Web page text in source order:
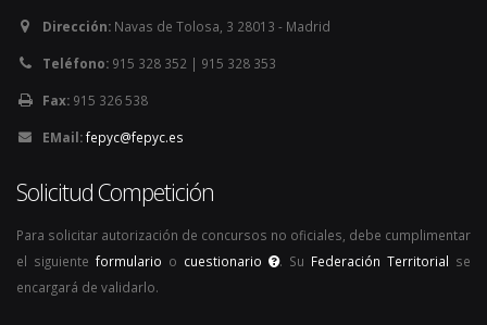
Dirección: Navas de Tolosa, 3 28013 - Madrid
Teléfono: 915 328 352 | 915 328 353
Fax: 915 326 538
EMail:fepyc@fepyc.es
Solicitud Competición
Para solicitar autorización de concursos no oficiales, debe cumplimentar
el siguiente formulario o cuestionario . Su Federación Territorial se
encargará de validarlo.